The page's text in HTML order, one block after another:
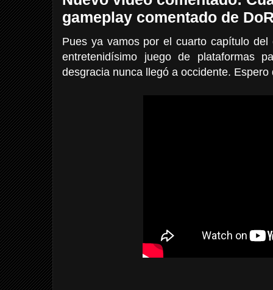
gameplay comentado de
Pues ya vamos por el cuarto capítulo del
entretenidísimo juego de plataformas
desgracia nunca llegó a occidente. Espero